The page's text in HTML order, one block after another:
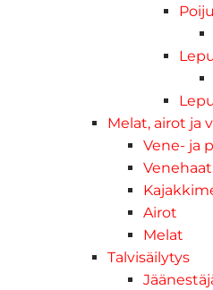
Melat, airot ja
Vene- ja
Airot
Melat
Talvisäilytys